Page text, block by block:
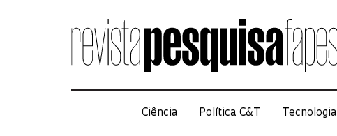
Ciência Política C&T Tecnologia